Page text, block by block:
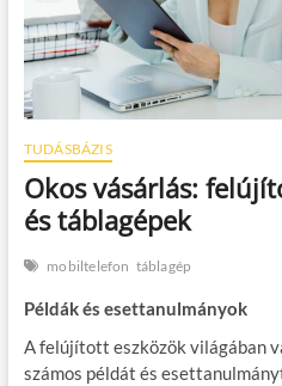
TUDÁSBÁZIS
Okos vásárlás:
és táblagépek
mobiltelefon táblagép
Példák és esettanulmányok
A felújított eszközök világában
számos példát és